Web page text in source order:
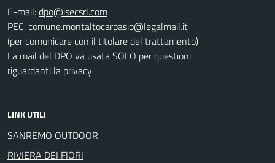
E-mail:
PEC:
(per comunicare con il titolare del trattamento)
La mail del DPO va usata SOLO per questioni
riguardanti la privacy
LINK UTILI
SANREMO OUTDOOR
RIVIERA DEI FIORI